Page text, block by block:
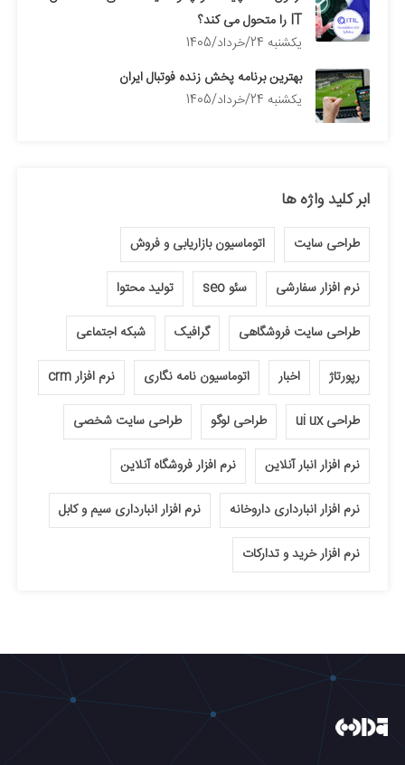
IT را متحول می کند؟
يكشنبه 24/خرداد/1405
بهترین برنامه پخش زنده فوتبال ایران
يكشنبه 24/خرداد/1405
ابر کلید واژه ها
طراحی سایت اتوماسیون بازاریابی و فروش
نرم افزار سفارشی سئو seo تولید محتوا
طراحی سایت فروشگاهی گرافیک شبکه اجتماعی
رپورتاژ اخبار اتوماسیون نامه نگاری نرم افزار crm
طراحی ui ux طراحی لوگو طراحی سایت شخصی
نرم افزار انبار آنلاین نرم افزار فروشگاه آنلاین
نرم افزار انبارداری داروخانه نرم افزار انبارداری سیم و کابل
نرم افزار خرید و تدارکات